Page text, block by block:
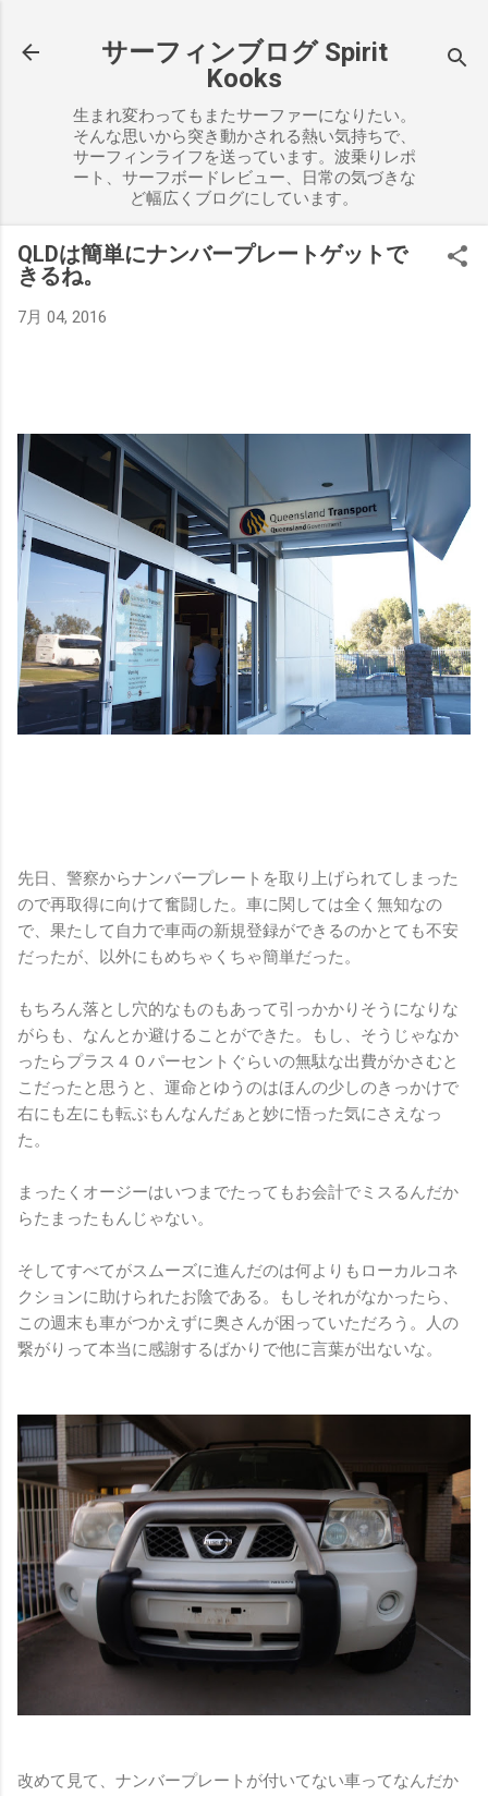
サーフィンブログ Spirit
Kooks
生まれ変わってもまたサーファーになりたい。
そんな思いから突き動かされる熱い気持ちで、
サーフィンライフを送っています。波乗りレポ
ート、サーフボードレビュー、日常の気づきな
ど幅広くブログにしています。
QLDは簡単にナンバープレートゲットで
きるね。
7月 04, 2016
先日、警察からナンバープレートを取り上げられてしまった
ので再取得に向けて奮闘した。車に関しては全く無知なの
で、果たして自力で車両の新規登録ができるのかとても不安
だったが、以外にもめちゃくちゃ簡単だった。
もちろん落とし穴的なものもあって引っかかりそうになりな
がらも、なんとか避けることができた。もし、そうじゃなか
ったらプラス４０パーセントぐらいの無駄な出費がかさむと
こだったと思うと、運命とゆうのはほんの少しのきっかけで
右にも左にも転ぶもんなんだぁと妙に悟った気にさえなっ
た。
まったくオージーはいつまでたってもお会計でミスるんだか
らたまったもんじゃない。
そしてすべてがスムーズに進んだのは何よりもローカルコネ
クションに助けられたお陰である。もしそれがなかったら、
この週末も車がつかえずに奥さんが困っていただろう。人の
繋がりって本当に感謝するばかりで他に言葉が出ないな。
改めて見て、ナンバープレートが付いてない車ってなんだか